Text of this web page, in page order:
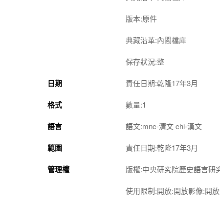
版本:原件
典藏沿革:內閣檔庫
保存狀況:整
日期 責任日期:乾隆17年3月
格式 數量:1
語言 語文:mnc-清文 chi-漢文
範圍 責任日期:乾隆17年3月
管理權 版權:中央研究院歷史語言研
使用限制:開放:開放影像:開